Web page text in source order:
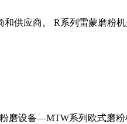
供应商。 R系列雷蒙磨粉
设备—MTW系列欧式磨